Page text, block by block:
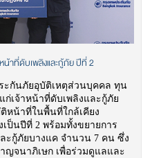
าที่ดับเพลิงและกู้ภัย ปีที่ 2
ะกันภัยอุบัติเหตุส่วนบุคคล ทุน
ก่เจ้าหน้าที่ดับเพลิงและกู้ภัย
หน้าที่ในพื้นที่ใกล้เคียง
ป็นปีที่ 2 พร้อมทั้งขยายการ
ะกู้ภัยบางแค จำนวน 7 คน ซึ่ง
ญจนาภิเษก เพื่อร่วมดูแลและ